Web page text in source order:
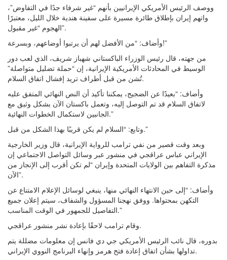
ووصف الرئيس الأمريكي الإيرانيين بأنهم “غير شرفاء جدًا في التفاوض”،
واتهم إيران بإطلاق طائرة مسيرة على سفينة هندية خلال الليل، معتبرًا
الهجوم “غير مقبول”.
وأضاف: “من الأفضل لهم أن يرتبوا أوضاعهم، وبسرعة!”
من جهته، قال رئيس الوزراء الباكستاني شهباز شريف، الذي لعب دور
الوسيط في المحادثات الأمريكية الإيرانية، إن “حملة تضليل متواصلة”
تُشن من قبل أطراف تريد إفشال اتفاق السلام.
وأضاف: “بعيدًا عن الضجيج، يمكننا تأكيد أن النص النهائي المتفق عليه
لاتفاق السلام قد تم التوصل إليه، وتعمل باكستان الآن بشكل وثيق مع
الجانبين لاستكمال الخطوات النهائية.”
وتابع: “السلام لم يكن قريبًا بهذا الشكل من قبل.”
وبعد وقت قصير من نفي ترامب للرواية الإيرانية، قال وزير الخارجية
الإيراني عباس عراقجي في منشور عبر وسائل التواصل الاجتماعي إن
مذكرة التفاهم بين الولايات المتحدة وإيران “لم تكن أقرب إلى الإنجاز من
الآن”.
وأضاف: “إلى حين الانتهاء النهائي منها، ينبغي لوسائل الإعلام الامتناع عن
التكهن بمحتواها. ووفق نهجنا المسؤول والشفاف، سيتم إعلان جميع
التفاصيل للجمهور في الوقت المناسب.”
وقام ترامب لاحقًا بإعادة نشر منشور عراقجي.
بدوره، قال نائب الرئيس الأمريكي جي دي فانس إن معلومات مضللة يتم
تداولها بشأن اتفاق إعادة فتح هرمز وإنهاء البرنامج النووي الإيراني.